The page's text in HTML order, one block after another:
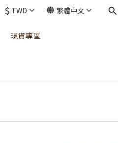
$ TWD 繁體中文
現貨專區